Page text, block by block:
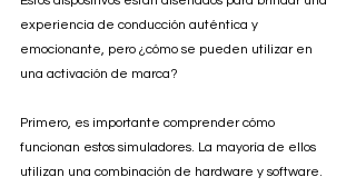
experiencia de conducción auténtica y
emocionante, pero ¿cómo se pueden utilizar en
una activación de marca?
Primero, es importante comprender cómo
funcionan estos simuladores. La mayoría de ellos
utilizan una combinación de hardware y software.